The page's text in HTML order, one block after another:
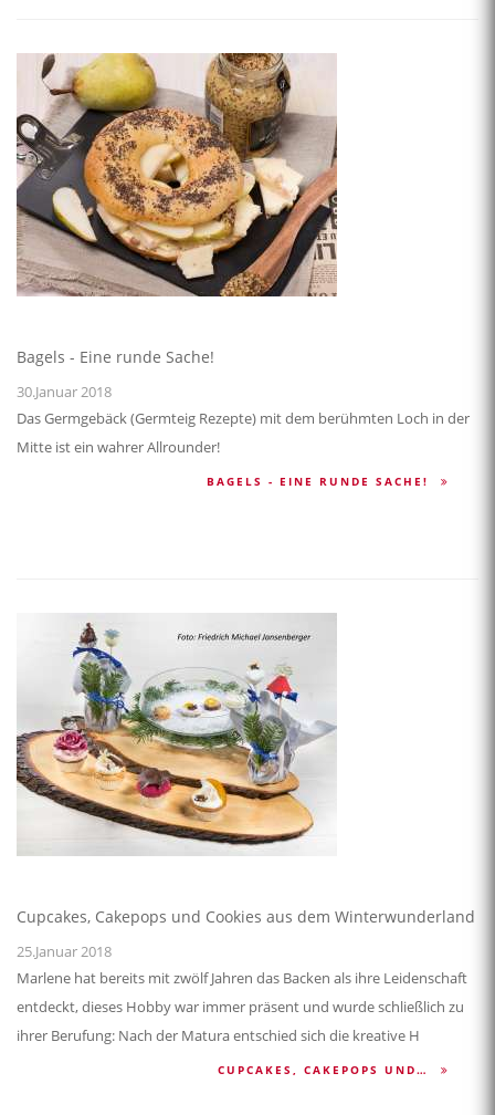
Bagels - Eine runde Sache!
30.Januar 2018
Das Germgebäck (Germteig Rezepte) mit dem berühmten Loch in der
Mitte ist ein wahrer Allrounder!
BAGELS - EINE RUNDE SACHE!
Cupcakes, Cakepops und Cookies aus dem Winterwunderland
25.Januar 2018
Marlene hat bereits mit zwölf Jahren das Backen als ihre Leidenschaft
entdeckt, dieses Hobby war immer präsent und wurde schließlich zu
ihrer Berufung: Nach der Matura entschied sich die kreative H
CUPCAKES, CAKEPOPS UND…